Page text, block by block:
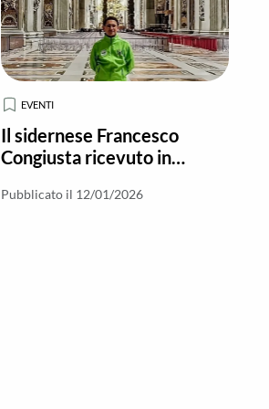
EVENTI
Il sidernese Francesco
Congiusta ricevuto in
collaboratori dell'Anno
Pubblicato il 12/01/2026